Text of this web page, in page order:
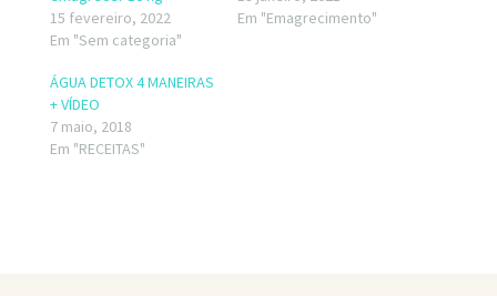
15 fevereiro, 2022
Em "Sem categoria"
Em "Emagrecimento"
ÁGUA DETOX 4 MANEIRAS
+ VÍDEO
7 maio, 2018
Em "RECEITAS"